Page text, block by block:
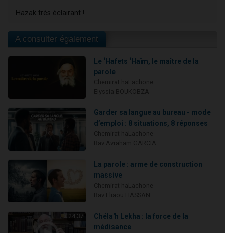
Hazak très éclairant !
A consulter également
Le ‘Hafets ‘Haïm, le maître de la
parole
Garder sa langue au bureau - mode
d’emploi : 8 situations, 8 réponses
La parole : arme de construction
massive
24:37
Chéla'h Lekha : la force de la
médisance